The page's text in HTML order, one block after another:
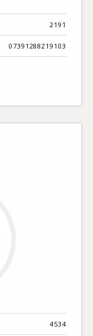
2191
07391288219103
4534